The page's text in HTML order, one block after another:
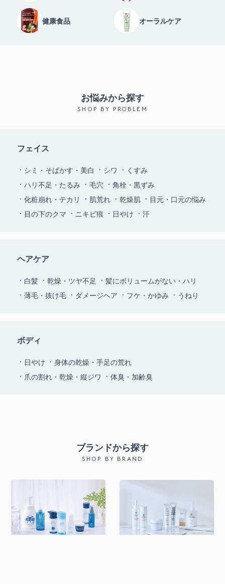
健康食品 オーラルケア
お悩みから探す
SHOP BY PROBLEM
フェイス
シミ・そばかす・美白 シワ
くすみ
ハリ不足・たるみ
毛穴
角栓・黒ずみ
化粧崩れ・テカリ
肌荒れ 乾燥肌
目元・口元の悩み
目の下のクマ
ニキビ痕 日やけ 汗
ヘアケア
白髪 乾燥・ツヤ不足
髪にボリュームがない・ハリ
薄毛・抜け毛
ダメージヘア フケ・かゆみ うねり
ボディ
日やけ
身体の乾燥・手足の荒れ
爪の割れ・乾燥・縦ジワ
体臭・加齢臭
ブランドから探す
SHOP BY BRAND